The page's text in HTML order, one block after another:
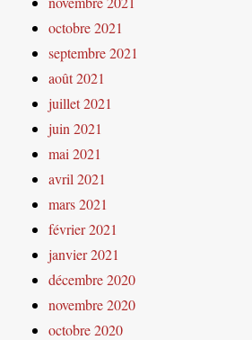
octobre 2021
septembre 2021
août 2021
juillet 2021
juin 2021
mai 2021
avril 2021
mars 2021
février 2021
janvier 2021
décembre 2020
novembre 2020
octobre 2020